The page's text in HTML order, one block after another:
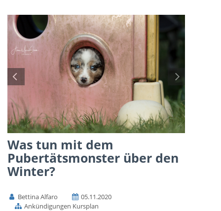
Was tun mit dem
Pubertätsmonster über den
Winter?
Bettina Alfaro
05.11.2020
Ankündigungen Kursplan